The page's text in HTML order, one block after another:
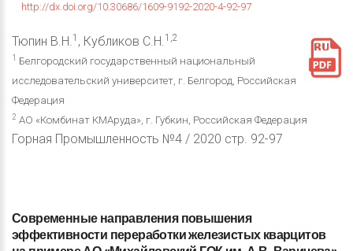
http://dx.doi.org/10.30686/1609-9192-2020-4-92-97
Тюпин В.Н.1 , Кубликов С.Н.1,2
1
Белгородский государственный национальный
исследовательский университет, г. Белгород, Российская
Федерация
2 АО «Комбинат КМАруда», г. Губкин, Российская Федерация
Горная Промышленность №4 / 2020 стр. 92-97
Современныенаправления повышения
эффективности переработкижелезистыхкварцитов